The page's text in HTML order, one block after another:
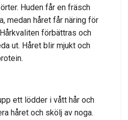
Huden får en fräsch
medan håret får näring för
förbättras och
ut. Håret blir mjukt och
ett lödder i vått hår och
håret och skölj av noga.